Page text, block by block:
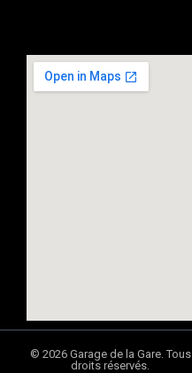
© 2026 Garage de la Gare. Tous
droits réservés.